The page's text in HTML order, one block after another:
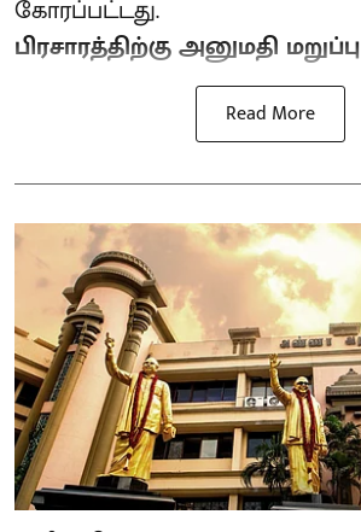
கோரப்பட்டது.
பிரசாரத்திற்கு அனுமதி மறுப்பு
Read More